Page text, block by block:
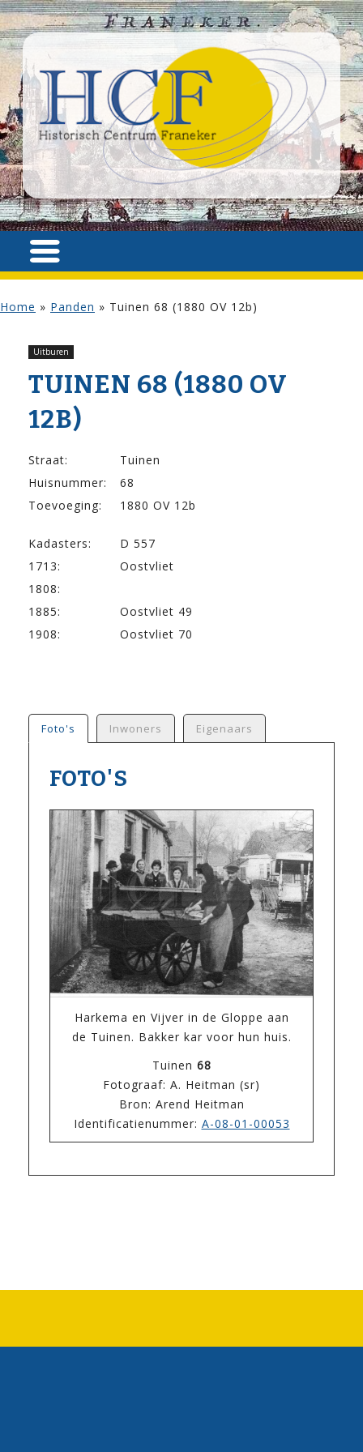
Home » Panden » Tuinen 68 (1880 OV 12b)
Uitburen
TUINEN 68 (1880 OV
12B)
Straat:
Tuinen
Huisnummer:
68
Toevoeging:
1880 OV 12b
Kadasters:
D 557
1713:
Oostvliet
1808:
1885:
Oostvliet 49
1908:
Oostvliet 70
Foto's Inwoners Eigenaars
FOTO'S
Harkema en Vijver in de Gloppe aan
de Tuinen. Bakker kar voor hun huis.
Tuinen 68
Fotograaf: A. Heitman (sr)
Bron: Arend Heitman
Identificatienummer: A-08-01-00053